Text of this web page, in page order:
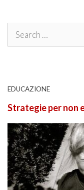
Search
EDUCAZIONE
Strategie per non